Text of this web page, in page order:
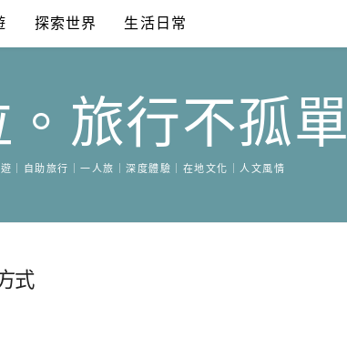
探索世界 生活日常
。旅行不孤單
｜自助旅行｜一人旅｜深度體驗｜在地文化｜人文風情
式